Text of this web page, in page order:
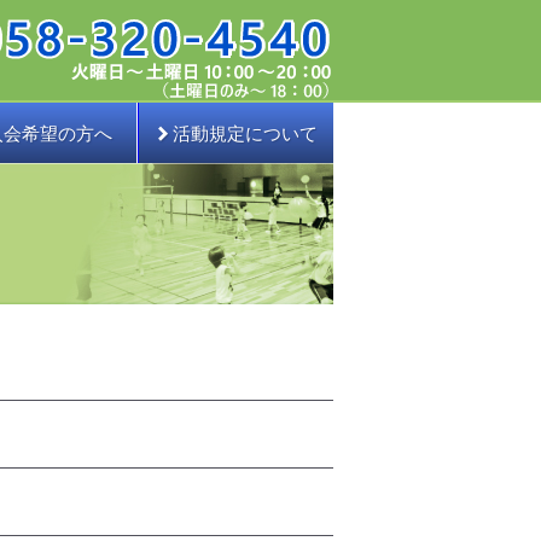
会希望の方へ 活動規定について